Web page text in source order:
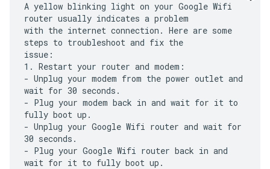
A yellow blinking light on your Google Wifi
router usually indicates a problem
with the internet connection. Here are some
steps to troubleshoot and fix the
issue:
1. Restart your router and modem:
- Unplug your modem from the power outlet and
wait for 30 seconds.
- Plug your modem back in and wait for it to
fully boot up.
- Unplug your Google Wifi router and wait for
30 seconds.
- Plug your Google Wifi router back in and
wait for it to fully boot up.